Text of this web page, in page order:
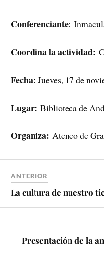
Conferenciante:
Coordina la actividad:
Fecha: Jueves, 17 de
Lugar: Biblioteca de
Organiza: Ateneo de
ANTERIOR
La cultura de nuestro
Presentación de la